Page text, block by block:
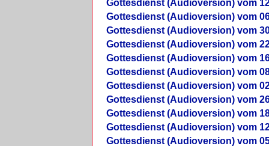
Gottesdienst (Audioversion) vom
Gottesdienst (Audioversion) vom
Gottesdienst (Audioversion) vom
Gottesdienst (Audioversion) vom
Gottesdienst (Audioversion) vom
Gottesdienst (Audioversion) vom
Gottesdienst (Audioversion) vom
Gottesdienst (Audioversion) vom
Gottesdienst (Audioversion) vom
Gottesdienst (Audioversion) vom
Gottesdienst (Audioversion) vom